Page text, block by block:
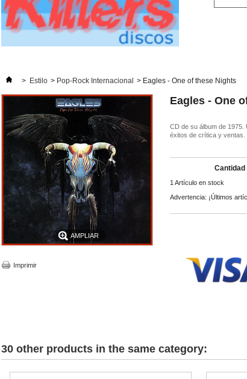
> Estilo > Pop-Rock Internacional > Eagles - One of these Nights
AMPLIAR
Imprimir
Eagles - One
CD de su álbum de 1975.
éxitos de crítica y ventas.
Cantidad
1 Artículo en stock
Advertencia: ¡Últimos
30 other products in the same category: